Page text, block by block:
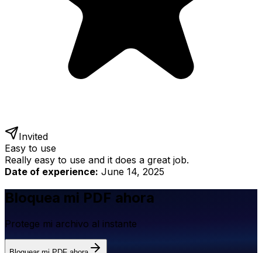
Invited
Easy to use
Really easy to use and it does a great job.
Date of experience: June 14, 2025
Bloquea mi PDF ahora
Protege mi archivo al instante